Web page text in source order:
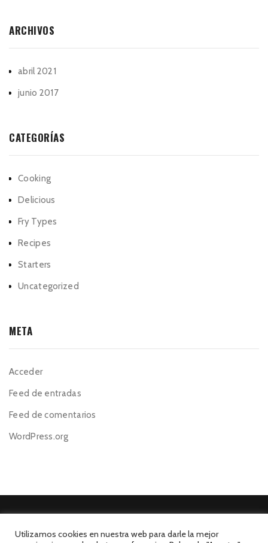
ARCHIVOS
abril 2021
junio 2017
CATEGORÍAS
Cooking
Delicious
Fry Types
Recipes
Starters
Uncategorized
META
Acceder
Feed de entradas
Feed de comentarios
WordPress.org
Utilizamos cookies en nuestra web para darle la mejor